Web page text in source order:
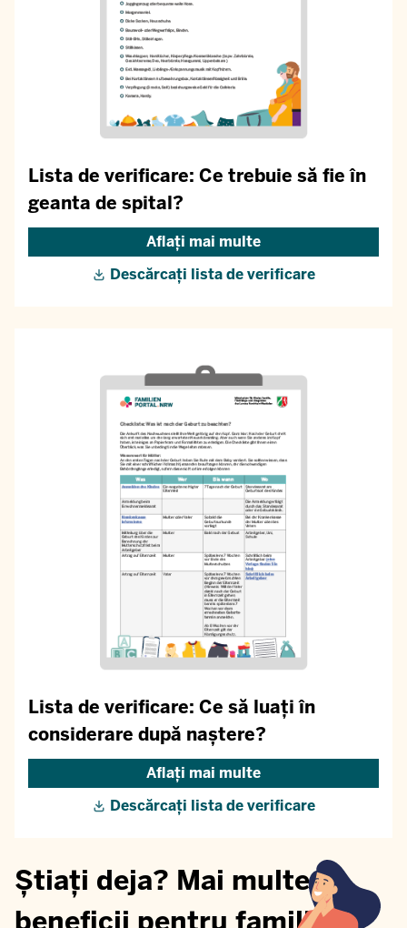
Lista de verificare: Ce trebuie să fie în
geanta de spital?
Aflați mai multe
Descărcați lista de verificare
Lista de verificare: Ce să luați în
considerare după naștere?
Aflați mai multe
Descărcați lista de verificare
Știați deja? Mai multe
beneficii pentru familii